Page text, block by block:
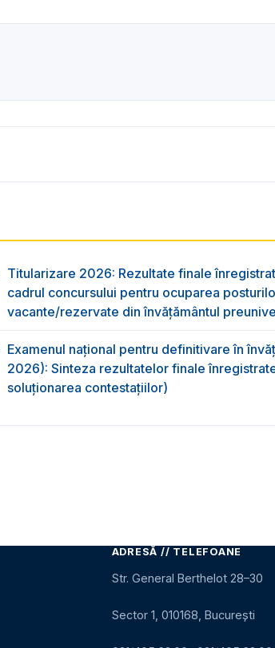
Titularizare 2026: Rezultate finale
cadrul concursului pentru ocuparea
vacante/rezervate din învăţământul
Examenul național pentru definitivare în
2026): Sinteza rezultatelor finale
soluționarea contestațiilor)
ADRESĂ // TELEFOANE
Str. General Berthelot 28–30
Sector 1, 010168, București